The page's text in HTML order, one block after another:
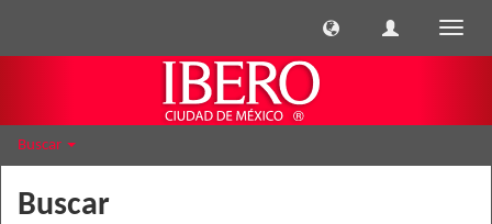
Buscar
Buscar